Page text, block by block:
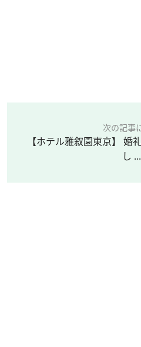
次の記事
【ホテル雅叙園東京】 婚
し ...